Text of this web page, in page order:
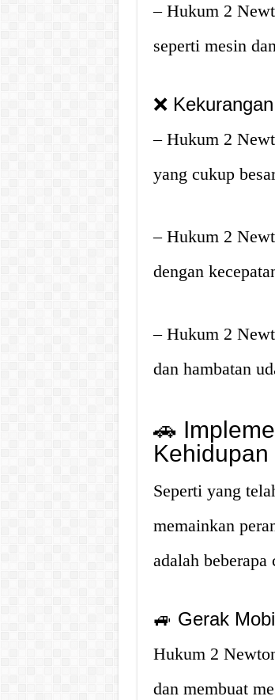
– Hukum 2
seperti mesin
❌
– Hukum 2
yang cukup
– Hukum 2
dengan
– Hukum 2
dan hambatan
🚗
Seperti yang
memainkan
adalah
🚙 Gerak
Hukum 2
dan membuat